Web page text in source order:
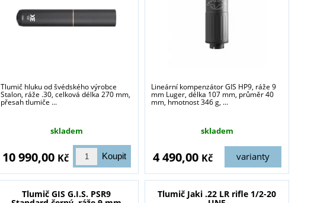
Tlumič hluku od švédského výrobce
Stalon, ráže .30, celková délka 270 mm,
přesah tlumiče ...
skladem
10 990,00 Kč
Lineární kompenzátor GIS HP9, ráže 9
mm Luger, délka 107 mm, průměr 40
mm, hmotnost 346 g, ...
skladem
varianty
4 490,00 Kč
Tlumič GIS G.I.S. PSR9 Tlumič Jaki .22 LR rifle 1/2-20